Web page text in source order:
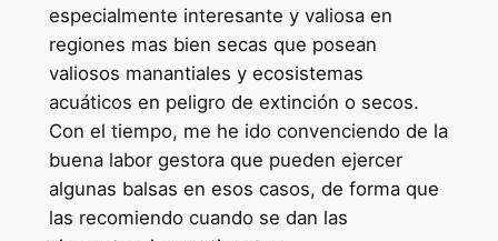
especialmente interesante y valiosa en
regiones mas bien secas que posean
valiosos manantiales y ecosistemas
acuáticos en peligro de extinción o secos.
Con el tiempo, me he ido convenciendo de la
buena labor gestora que pueden ejercer
algunas balsas en esos casos, de forma que
las recomiendo cuando se dan las